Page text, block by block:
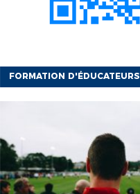
FORMATION D'ÉDUCATEURS